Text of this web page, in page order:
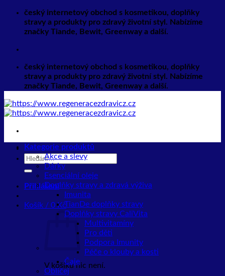
Přeskočit
obsah
český internetový obchod s kosmetikou, doplňky
stravy a produkty pro zdravý životní styl. Nabízíme
značky Tiande, Bewit, Greenway a další.
český internetový obchod s kosmetikou, doplňky
stravy a produkty pro zdravý životní styl. Nabízíme
značky Tiande, Bewit, Greenway a další.
Hledat:
Přihlášení
Košík / 0Kč
V košíku nic není.
Kategorie produktů
Akce a slevy
Dárky
Esenciální oleje
Doplňky stravy a zdravá výživa
Imunita
TianDe doplňky stravy
Doplňky stravy CaliVita
Multivitamíny
Pro děti
Podpora Imunity
Péče o klouby a kosti
Čaje
Obličej